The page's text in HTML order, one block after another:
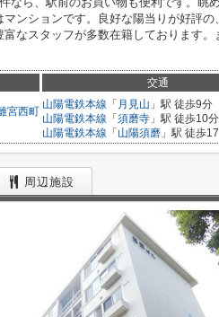
ンションです。良好な陽当りが好評
なスタッフが多数在籍しております
交通
宮西町
山陽電鉄本線 「 月見山 」駅 徒歩9分
山陽電鉄本線 「 須磨寺 」駅 徒歩10分
山陽電鉄本線 「 山陽須磨 」駅 徒歩
周辺施設